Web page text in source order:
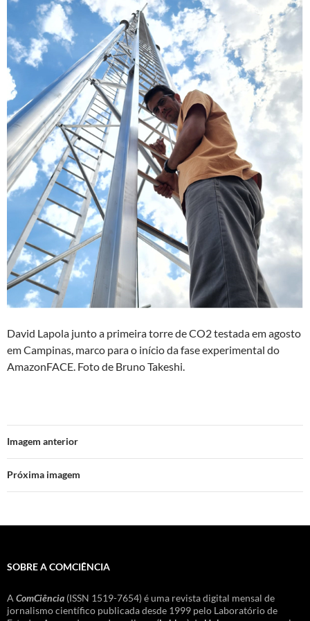
David Lapola junto a primeira torre de CO2 testada em agosto
em Campinas, marco para o início da fase experimental do
AmazonFACE. Foto de Bruno Takeshi.
Imagem anterior
Próxima imagem
SOBRE A COMCIÊNCIA
A ComCiência (ISSN 1519-7654) é uma revista digital mensal de
jornalismo científico publicada desde 1999 pelo Laboratório de